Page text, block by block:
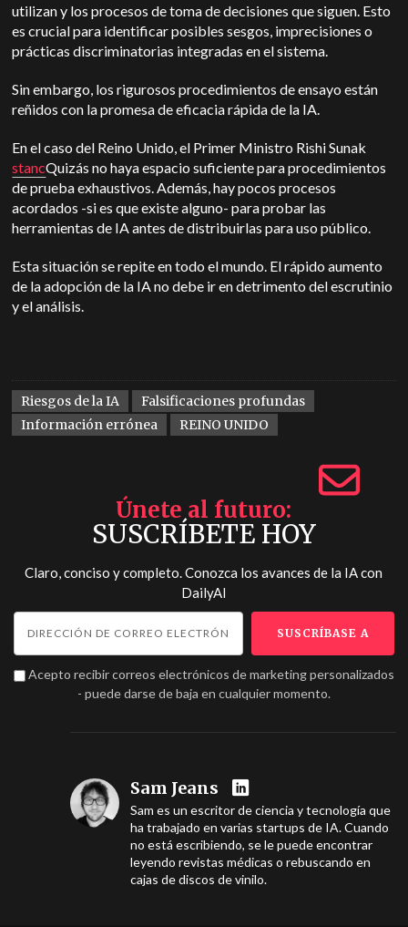
utilizan y los procesos de toma de decisiones que siguen. Esto
es crucial para identificar posibles sesgos, imprecisiones o
prácticas discriminatorias integradas en el sistema.
Sin embargo, los rigurosos procedimientos de ensayo están
reñidos con la promesa de eficacia rápida de la IA.
En el caso del Reino Unido, el Primer Ministro Rishi Sunak
stancQuizás no haya espacio suficiente para procedimientos
de prueba exhaustivos. Además, hay pocos procesos
acordados -si es que existe alguno- para probar las
herramientas de IA antes de distribuirlas para uso público.
Esta situación se repite en todo el mundo. El rápido aumento
de la adopción de la IA no debe ir en detrimento del escrutinio
y el análisis.
Riesgos de la IA
Falsificaciones profundas
Información errónea
REINO UNIDO
Únete al futuro
SUSCRÍBETE HOY
Claro, conciso y completo. Conozca los avances de la IA con
DailyAI
Acepto recibir correos electrónicos de marketing personalizados
- puede darse de baja en cualquier momento.
Sam Jeans
Sam es un escritor de ciencia y tecnología que
ha trabajado en varias startups de IA. Cuando
no está escribiendo, se le puede encontrar
leyendo revistas médicas o rebuscando en
cajas de discos de vinilo.